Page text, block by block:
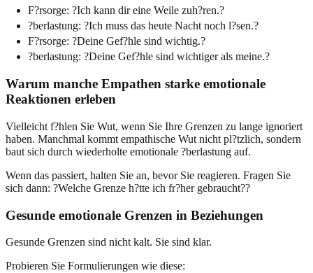
F?rsorge: ?Ich kann dir eine Weile zuh?ren.?
?berlastung: ?Ich muss das heute Nacht noch l?sen.?
F?rsorge: ?Deine Gef?hle sind wichtig.?
?berlastung: ?Deine Gef?hle sind wichtiger als meine.?
Warum manche Empathen starke emotionale
Reaktionen erleben
Vielleicht f?hlen Sie Wut, wenn Sie Ihre Grenzen zu lange ignoriert
haben. Manchmal kommt empathische Wut nicht pl?tzlich, sondern
baut sich durch wiederholte emotionale ?berlastung auf.
Wenn das passiert, halten Sie an, bevor Sie reagieren. Fragen Sie
sich dann: ?Welche Grenze h?tte ich fr?her gebraucht??
Gesunde emotionale Grenzen in Beziehungen
Gesunde Grenzen sind nicht kalt. Sie sind klar.
Probieren Sie Formulierungen wie diese: